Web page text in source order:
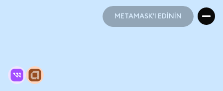
METAMASK'I EDİNİN